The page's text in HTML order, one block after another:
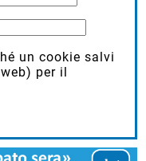
un cookie salvi
per il